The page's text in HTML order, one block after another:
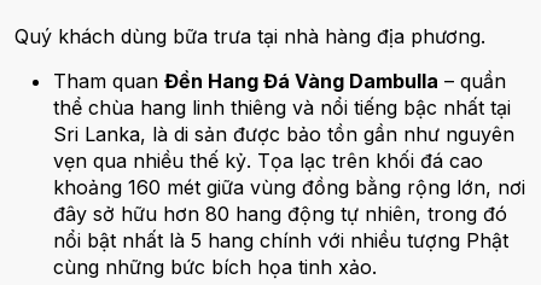
Quý khách dùng bữa trưa tại nhà hàng địa phương.
Tham quan Đền Hang Đá Vàng Dambulla – quần
thể chùa hang linh thiêng và nổi tiếng bậc nhất tại
Sri Lanka, là di sản được bảo tồn gần như nguyên
vẹn qua nhiều thế kỷ. Tọa lạc trên khối đá cao
khoảng 160 mét giữa vùng đồng bằng rộng lớn, nơi
đây sở hữu hơn 80 hang động tự nhiên, trong đó
nổi bật nhất là 5 hang chính với nhiều tượng Phật
cùng những bức bích họa tinh xảo.